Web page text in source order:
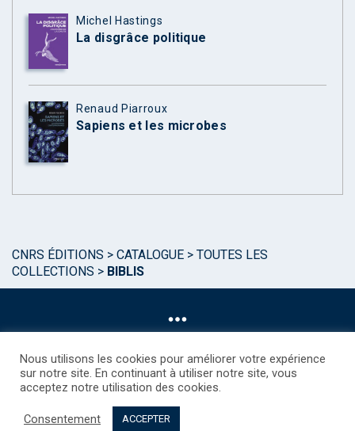
Michel Hastings
La disgrâce politique
Renaud Piarroux
Sapiens et les microbes
CNRS ÉDITIONS > CATALOGUE > TOUTES LES
COLLECTIONS > BIBLIS
©CNRS EDITIONS 2025
Droits étrangers / Foreign rights
Nous utilisons les cookies pour améliorer votre expérience
sur notre site. En continuant à utiliser notre site, vous
acceptez notre utilisation des cookies.
Consentement ACCEPTER